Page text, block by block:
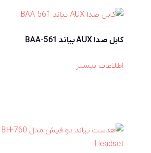
کابل صدا AUX بیاند BAA-561
اطلاعات بیشتر